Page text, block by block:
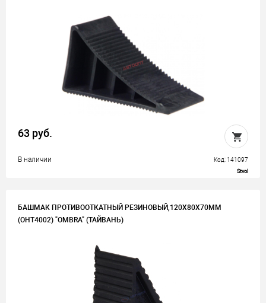
63 руб.
В наличии Код: 141097
Stvol
БАШМАК ПРОТИВООТКАТНЫЙ РЕЗИНОВЫЙ,120Х80Х70ММ
(OHT4002) "OMBRA" (ТАЙВАНЬ)